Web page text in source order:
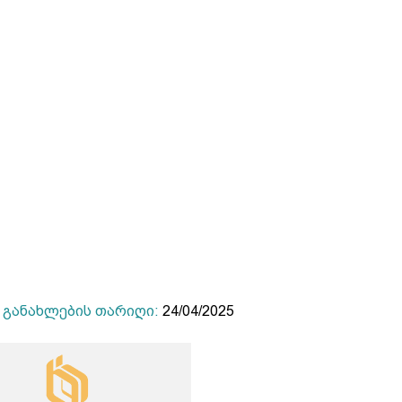
თარიღი: 24/04/2025